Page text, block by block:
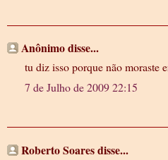
Anônimo disse...
tu diz isso porque não moraste
7 de Julho de 2009 22:15
Roberto Soares disse...